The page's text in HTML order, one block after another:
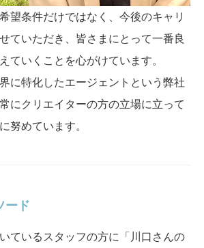
望条件だけではなく、今後のキャリ
ていただき、皆さまにとって一番良
ていくことを心がけています。
に特化したエージェントという弊社
にクリエイターの方の立場に立って
努めています。
ード
ているスタッフの方に「川口さんの